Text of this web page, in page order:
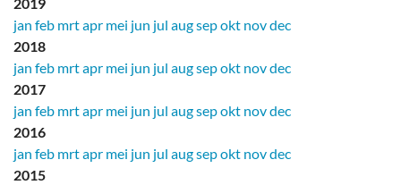
2019
jan feb mrtapr mei jun jul augsepokt novdec
2018
jan feb mrtapr mei jun jul augsepokt novdec
2017
jan feb mrtapr mei jun jul augsepokt novdec
2016
jan feb mrtapr mei jun jul augsepokt novdec
2015